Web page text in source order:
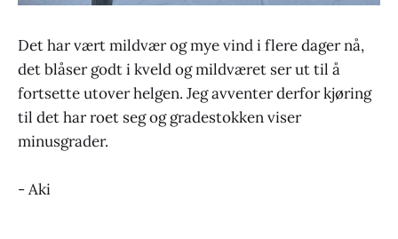
Det har vært mildvær og mye vind i flere dager nå,
det blåser godt i kveld og mildværet ser ut til å
fortsette utover helgen. Jeg avventer derfor kjøring
til det har roet seg og gradestokken viser
minusgrader.
- Aki